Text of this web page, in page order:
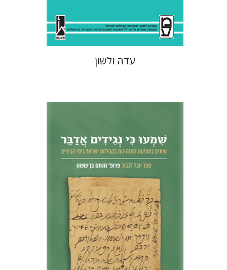
עדה ולשון
נחם אילן חגי בן-שמאי
מרים
פרנקל
הנחת אתר ספר מודפס